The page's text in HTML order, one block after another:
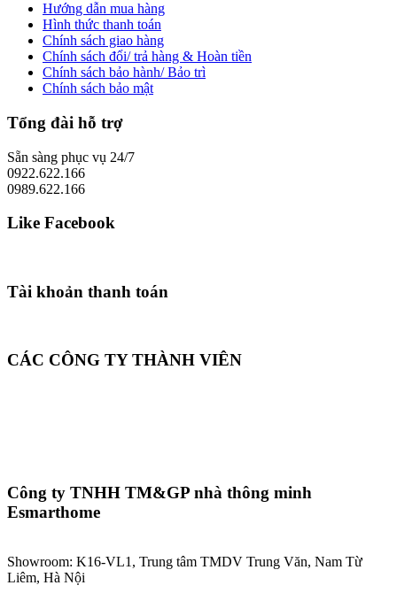
Hướng dẫn mua hàng
Hình thức thanh toán
Chính sách giao hàng
Chính sách đổi/ trả hàng & Hoàn tiền
Chính sách bảo hành/ Bảo trì
Chính sách bảo mật
Tổng đài hỗ trợ
Sẵn sàng phục vụ 24/7
0922.622.166
0989.622.166
Like Facebook
Tài khoản thanh toán
CÁC CÔNG TY THÀNH VIÊN
Công ty TNHH TM&GP nhà thông minh
Esmarthome
Showroom: K16-VL1, Trung tâm TMDV Trung Văn, Nam Từ
Liêm, Hà Nội